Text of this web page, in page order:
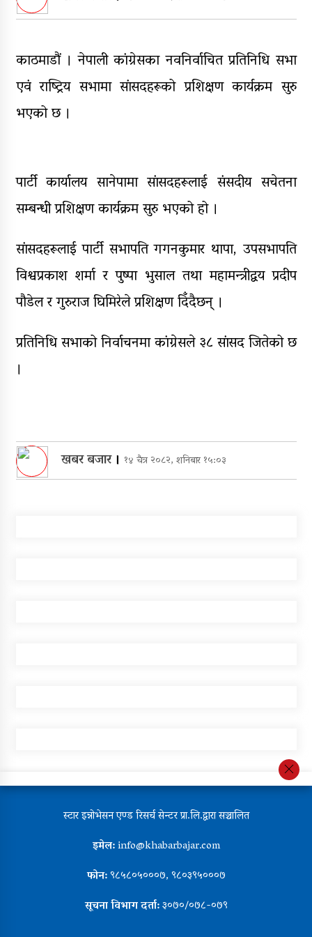
सञ्चालनमा, शुल्कदर यस्तो छ…
भागबण्डा यस्तो छ…
आठ लाख २१ हजार घुससहित सिँचाइ
डिभिजन सर्लाहीका प्रमुख र अधिकृत
काठमाडौं । नेपाली कांग्रेसका नवनिर्वाचित प्रतिनिधि सभा
एवं राष्ट्रिय सभामा सांसदहरूको प्रशिक्षण कार्यक्रम सुरु
भएको छ ।
पार्टी कार्यालय सानेपामा सांसदहरूलाई संसदीय सचेतना
सम्बन्धी प्रशिक्षण कार्यक्रम सुरु भएको हो ।
सांसदहरूलाई पार्टी सभापति गगनकुमार थापा, उपसभापति
विश्वप्रकाश शर्मा र पुष्पा भुसाल तथा महामन्त्रीद्वय प्रदीप
पौडेल र गुरुराज घिमिरेले प्रशिक्षण दिँदैछन् ।
प्रतिनिधि सभाको निर्वाचनमा कांग्रेसले ३८ सांसद जितेको छ
।
खबर बजार। १४ चैत्र २०८२, शनिबार १५:०३
स्टार इन्नोभेसन एण्ड रिसर्च सेन्टर प्रा.लि.द्वारा सञ्चालित
इमेल:info@khabarbajar.com
फोन:९८५८०५०००७, ९८०३९५०००७
सूचना विभाग दर्ता:३०७०/०७८-०७९